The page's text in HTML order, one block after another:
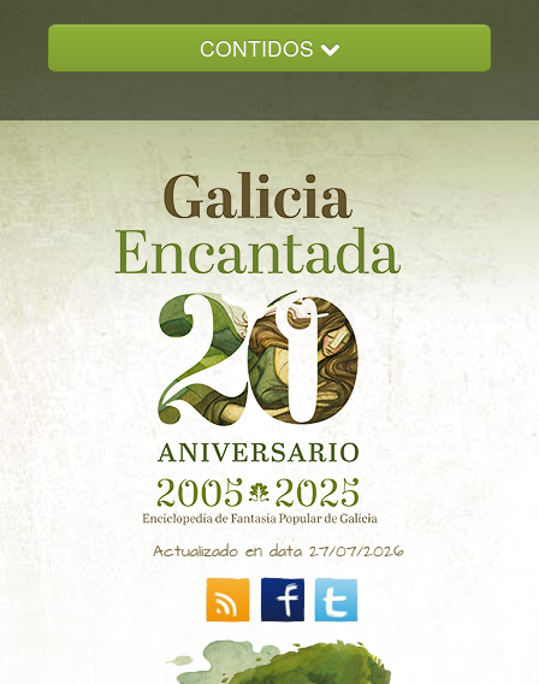
CONTIDOS
GALICIA ENCANTADA
DOCUMENTACION
NOVAS
CONTACTO
Actualizado en data 27/07/2026